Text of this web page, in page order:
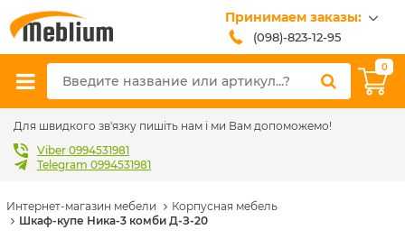
Принимаем заказы:
(098)-823-12-95
(099)-608-42-32
(093)-618-62-02
sales@meblium.com.ua
0
Для швидкого зв'язку пишіть нам і ми Вам допоможемо!
Viber 0994531981
Telegram 0994531981
Интернет-магазин мебели
Корпусная мебель
Шкаф-купе Ника-3 комби Д-З-20